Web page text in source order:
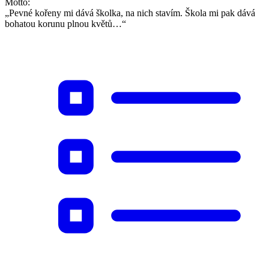
Motto:
„Pevné kořeny mi dává školka, na nich stavím. Škola mi pak dává
bohatou korunu plnou květů…“